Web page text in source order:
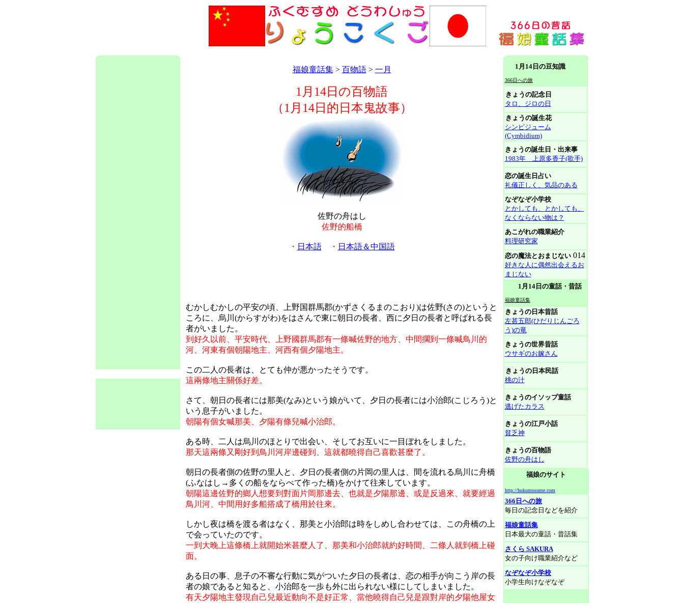
福娘童話集> 百物語> 一月
1月14日の百物語
（1月14日的日本鬼故事）
佐野の舟はし
佐野的船橋
・ 日本語・ 日本語＆中国語
むかしむかしの平安の頃、上野国群馬郡(かずさくるまのこおり)は佐野(さの)というと
ころに、烏川(からすがわ)をはさんで東に朝日の長者、西に夕日の長者と呼ばれる長
者がいました。
到好久以前、平安時代、上野國群馬郡有一條喊佐野的地方、中間擱到一條喊鳥川的
河、河東有個朝陽地主、河西有個夕陽地主。
この二人の長者は、とても仲が悪かったそうです。
這兩條地主關係好差。
さて、朝日の長者には那美(なみ)という娘がいて、夕日の長者には小治郎(こじろう)と
いう息子がいました。
朝陽有個女喊那美、夕陽有條兒喊小治郎。
ある時、二人は烏川のほとりで出会い、そしてお互いに一目ぼれをしました。
那天這兩條又剛好到鳥川河岸邊碰到、這就都曉得自己喜歡甚麼了。
朝日の長者側の佐野の里人と、夕日の長者側の片岡の里人は、間を流れる烏川に舟橋
(ふなはし→多くの船をならべて作った橋)をかけて往来しています。
朝陽這邊佐野的鄉人想要到對面片岡那邊去、也就是夕陽那邊、或是反過來、就要經過
鳥川河、中間用好多船搭成了橋用於往來。
しかし夜は橋を渡る者はなく、那美と小治郎は時をしめし合わせては、この舟橋の上
で会っていたのです。
一到大晚上這條橋上就開始米甚麼人了、那美和小治郎就約好時間、二條人就到橋上碰
面。
ある日の事、息子の不審な行動に気がついた夕日の長者は、恋の相手が向こう岸の長
者の娘であると知ると、小治郎を一歩も外に出られない様にしてしまいました。
有天夕陽地主發現自己兒最近動向不是好正常、當他曉得自己兒是跟對岸的夕陽他屋女
1月14日の豆知識
366日への旅
きょうの記念日
タロ、ジロの日
きょうの誕生花
シンビジューム
(Cymbidium)
きょうの誕生日・出来事
1983年 上原多香子(歌手)
恋の誕生日占い
礼儀正しく、気品のある
なぞなぞ小学校
とかしても、とかしても、
なくならない物は？
あこがれの職業紹介
料理研究家
恋の魔法とおまじない014
好きな人に偶然出会えるお
まじない
1月14日の童話・昔話
福娘童話集
きょうの日本昔話
左甚五郎(ひだりじんごろ
う)の竜
きょうの世界昔話
ウサギのお嫁さん
きょうの日本民話
桃の汁
きょうのイソップ童話
逃げたカラス
きょうの江戸小話
貧乏神
きょうの百物語
佐野の舟はし
福娘のサイト
http://hukumusume.com
366日への旅
毎日の記念日などを紹介
福娘童話集
日本最大の童話・昔話集
さくら SAKURA
女の子向け職業紹介など
なぞなぞ小学校
小学生向けなぞなぞ